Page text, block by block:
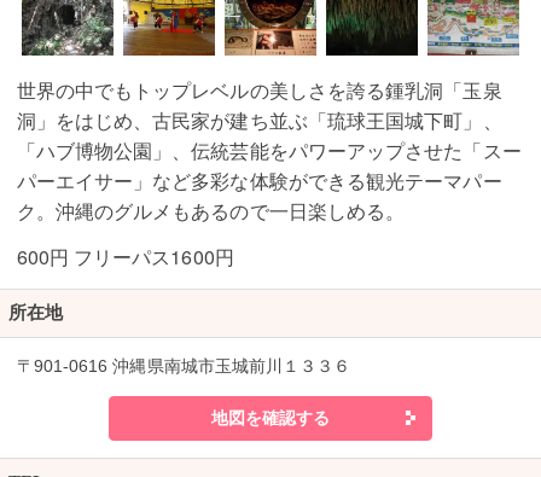
世界の中でもトップレベルの美しさを誇る鍾乳洞「玉泉
洞」をはじめ、古民家が建ち並ぶ「琉球王国城下町」、
「ハブ博物公園」、伝統芸能をパワーアップさせた「スー
パーエイサー」など多彩な体験ができる観光テーマパー
ク。沖縄のグルメもあるので一日楽しめる。
600円 フリーパス1600円
所在地
〒901-0616 沖縄県南城市玉城前川１３３６
地図を確認する